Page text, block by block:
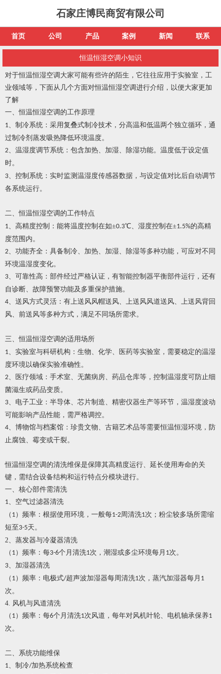
石家庄博民商贸有限公司
首页 公司 产品 案例 新闻 联系
恒温恒湿空调小知识
对于恒温恒湿空调大家可能有些许的陌生，它往往应用于实验室，工
业领域等，下面从几个方面对恒温恒湿空调进行介绍，以便大家更加
了解
一、恒温恒湿空调的工作原理
1、 制冷系统：采用复叠式制冷技术，分高温和低温两个独立循环，通
过制冷剂蒸发吸热降低环境温度。
2、 温湿度调节系统：包含加热、加湿、除湿功能。温度低于设定值
时。
3、 控制系统：实时监测温湿度传感器数据，与设定值对比后自动调节
各系统运行。
二、恒温恒湿空调的工作特点
1、 高精度控制：能将温度控制在如±0.3℃、湿度控制在±1.5%的高精
度范围内。
2、 功能齐全：具备制冷、加热、加湿、除湿等多种功能，可应对不同
环境温湿度变化。
3、 可靠性高：部件经过严格认证，有智能控制器平衡部件运行，还有
自诊断、故障预警功能及多重保护措施。
4、 送风方式灵活：有上送风风帽送风、上送风风道送风、上送风背回
风、前送风等多种方式，满足不同场所需求。
三、恒温恒湿空调的适用场所
1、 实验室与科研机构：生物、化学、医药等实验室，需要稳定的温湿
度环境以确保实验准确性。
2、
医疗领域：手术室、无菌病房、药品仓库等，控制温湿度可防止细
菌滋生或药品变质。
3、 电子工业：半导体、芯片制造、精密仪器生产等环节，温湿度波动
可能影响产品性能，需严格调控。
4、 博物馆与档案馆：珍贵文物、古籍艺术品等需要恒温恒湿环境，防
止腐蚀、霉变或干裂。
恒温恒湿空调的清洗维保是保障其高精度运行、延长使用寿命的关
键，需结合设备结构和运行特点分模块进行。
一、核心部件需清洗
1、空气过滤器清洗
（ 1）频率：根据使用环境，一般每1-2周清洗1次；粉尘较多场所需缩
短至 3-5天。
2、 蒸发器与冷凝器清洗
（ 1）频率：每3-6个月清洗1次，潮湿或多尘环境每月 1次。
3、加湿器清洗
（ 1）频率：电极式/超声波加湿器每周清洗1次，蒸汽加湿器每月 1
次。
4. 风机与风道清洗
（ 1）频率：每6个月清洗1次风道，每年对风机叶轮、电机轴承保养1
次。
二、系统功能维保
1、制冷/加热系统检查